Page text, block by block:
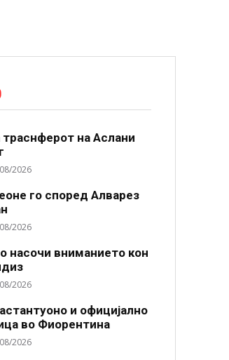
на Аслани
2026
го според Алварез
2026
насочи вниманието кон
2026
и официјално
во Фиорентина
2026